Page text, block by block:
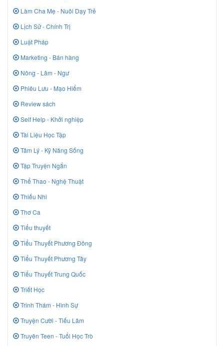
Làm Cha Mẹ - Nuôi Dạy Trẻ
Lịch Sử - Chính Trị
Luật Pháp
Marketing - Bán hàng
Nông - Lâm - Ngư
Phiêu Lưu - Mạo Hiểm
Review sách
Self Help - Khởi nghiệp
Tài Liệu Học Tập
Tâm Lý - Kỹ Năng Sống
Tập Truyện Ngắn
Thể Thao - Nghệ Thuật
Thiếu Nhi
Thơ Ca
Tiểu thuyết
Tiểu Thuyết Phương Đông
Tiểu Thuyết Phương Tây
Tiểu Thuyết Trung Quốc
Triết Học
Trinh Thám - Hình Sự
Truyện Cười - Tiếu Lâm
Truyên Teen - Tuổi Học Trò